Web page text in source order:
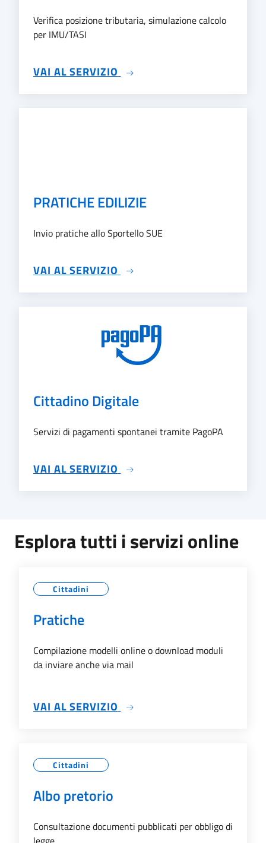
Verifica posizione tributaria, simulazione calcolo
per IMU/TASI
VAI AL SERVIZIO SU SERVIZI TRIBUTARI
PRATICHE EDILIZIE
Invio pratiche allo Sportello SUE
VAI AL SERVIZIO SU PRATICHE EDILIZIE
Cittadino Digitale
Servizi di pagamenti spontanei tramite PagoPA
VAI AL SERVIZIO SU CITTADINO DIGITALE
Esplora tutti i servizi online
Cittadini
Pratiche
Compilazione modelli online o download moduli
da inviare anche via mail
VAI AL SERVIZIO SU PRATICHE
Cittadini
Albo pretorio
Consultazione documenti pubblicati per obbligo di